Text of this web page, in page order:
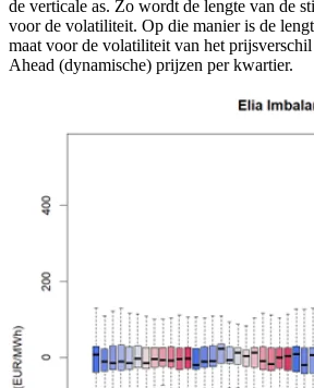
de verticale as. Zo wordt de lengte van de
voor de volatiliteit. Op die manier is de
maat voor de volatiliteit van het
Ahead (dynamische) prijzen per kwartier.